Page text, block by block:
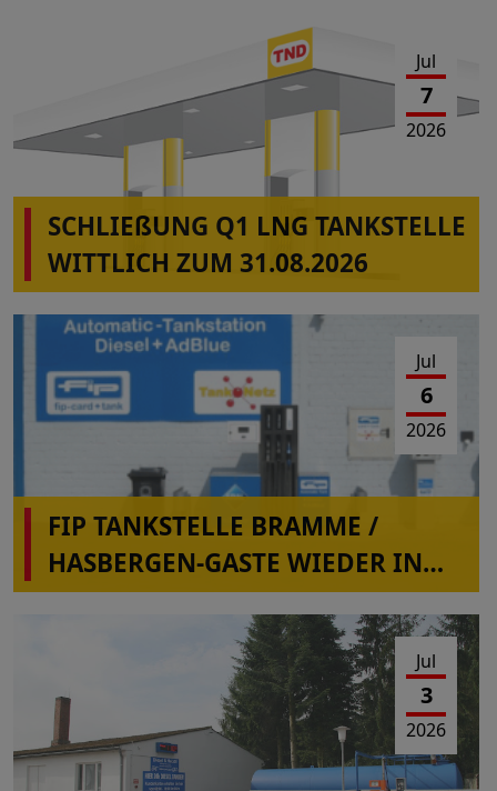
Jul
7
2026
SCHLIEßUNG Q1 LNG TANKSTELLE
WITTLICH ZUM 31.08.2026
Jul
6
2026
FIP TANKSTELLE BRAMME /
HASBERGEN-GASTE WIEDER IN
BETRIEB
Jul
3
2026